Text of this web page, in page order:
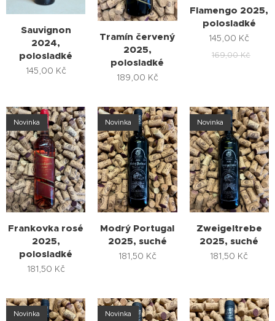
Sauvignon
2024,
polosladké
145,00 Kč
Tramín červený
2025,
polosladké
189,00 Kč
Flamengo 2025,
polosladké
145,00 Kč
169,00Kč
Frankovka rosé
2025,
polosladké
Novinka
181,50 Kč
Modrý Portugal
2025, suché
Novinka
181,50 Kč
Zweigeltrebe
2025, suché
Novinka
181,50 Kč
Novinka Novinka